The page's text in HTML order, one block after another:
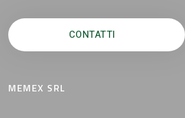
CONTATTI
MEMEX SRL